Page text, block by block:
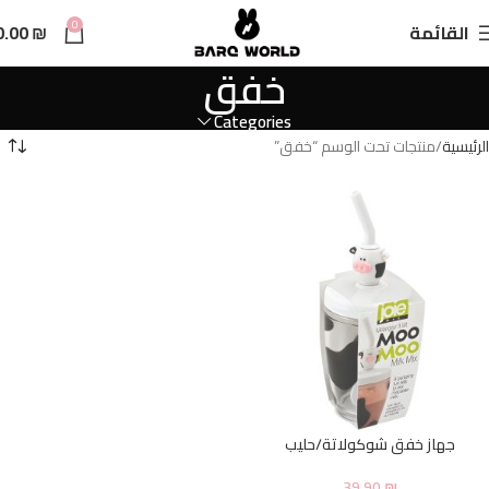
القائمة 0
₪
خفق
Categories
الرئيسية منتجات تحت الوسم “خفق”
جهاز خفق شوكولاتة/حليب